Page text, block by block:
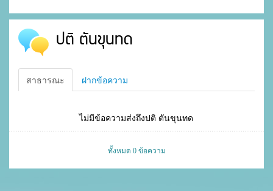
ปติ ตันขุนทด
สาธารณะ ฝากข้อความ
ไม่มีข้อความส่งถึงปติ ตันขุนทด
ทั้งหมด 0 ข้อความ